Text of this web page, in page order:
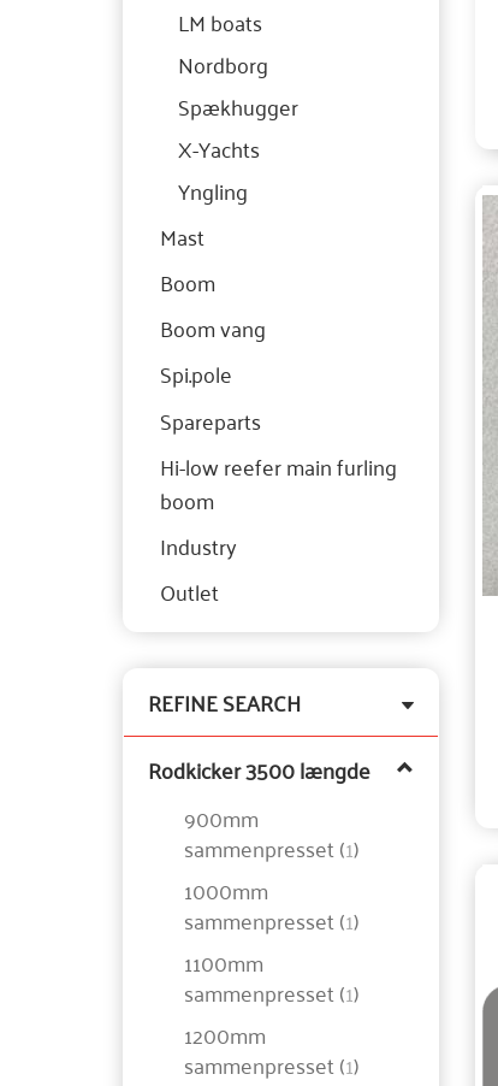
LM boats
Nordborg
Spækhugger
X-Yachts
Yngling
Mast
Boom
Boom vang
Spi.pole
Spareparts
Hi-low reefer main furling
boom
Industry
Outlet
REFINE SEARCH
filter
Rodkicker 3500 længde
900mm
sammenpresset(1)
1000mm
sammenpresset(1)
1100mm
sammenpresset(1)
1200mm
sammenpresset(1)